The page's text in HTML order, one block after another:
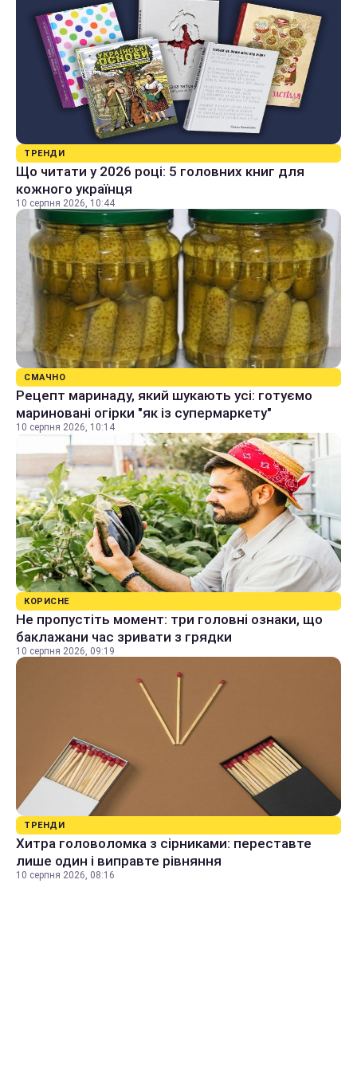
ТРЕНДИ
Що читати у 2026 році: 5 головних книг для
кожного українця
10 серпня 2026, 10:44
СМАЧНО
Рецепт маринаду, який шукають усі: готуємо
мариновані огірки "як із супермаркету"
10 серпня 2026, 10:14
КОРИСНЕ
Не пропустіть момент: три головні ознаки, що
баклажани час зривати з грядки
10 серпня 2026, 09:19
ТРЕНДИ
Хитра головоломка з сірниками: переставте
лише один і виправте рівняння
10 серпня 2026, 08:16